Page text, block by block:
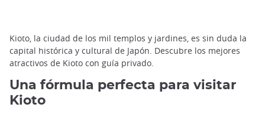
Kioto, la ciudad de los mil templos y jardines, es sin duda la
capital histórica y cultural de Japón. Descubre los mejores
atractivos de Kioto con guía privado.
Una fórmula perfecta para visitar
Kioto